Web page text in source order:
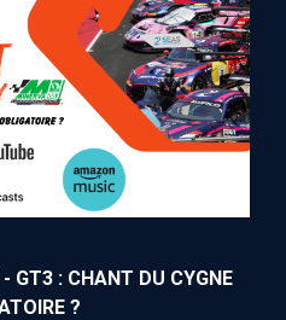
GT3 : CHANT DU CYGNE
?